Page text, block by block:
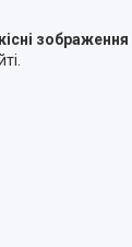
зображення